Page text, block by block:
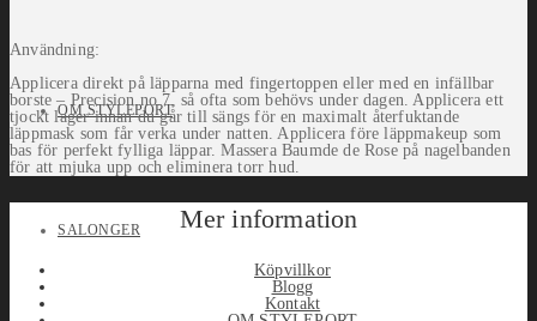
OM STYLEPORT
SALONGER
Användning:
Applicera direkt på läpparna med fingertoppen eller med en infällbar
borste – Precision no.7, så ofta som behövs under dagen. Applicera ett
tjockt lager innan du går till sängs för en maximalt återfuktande
läppmask som får verka under natten. Applicera före läppmakeup som
bas för perfekt fylliga läppar. Massera Baumde de Rose på nagelbanden
för att mjuka upp och eliminera torr hud.
Mer information
Köpvillkor
Blogg
Kontakt